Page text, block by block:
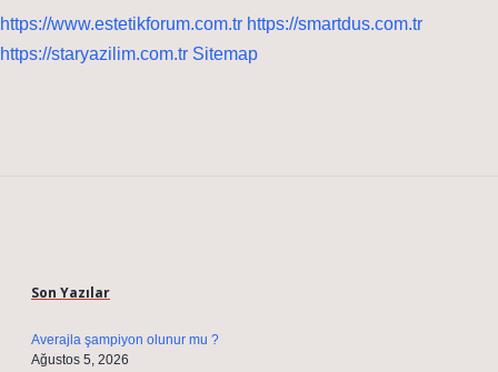
https://www.estetikforum.com.tr https://smartdus.com.tr
https://staryazilim.com.tr Sitemap
Son Yazılar
Averajla şampiyon olunur mu ?
Ağustos 5, 2026